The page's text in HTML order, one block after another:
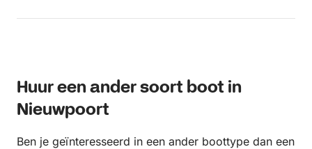
Huur een ander soort boot in
Nieuwpoort
Ben je geïnteresseerd in een ander boottype dan een